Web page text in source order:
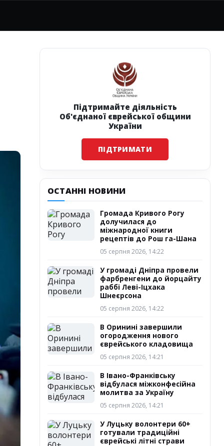
Підтримайте діяльність
Об'єднаної єврейської общини
України
ПІДТРИМАТИ
ОСТАННІ НОВИНИ
Громада Кривого Рогу
долучилася до
міжнародної книги
рецептів до Рош га-Шана
05 серпня 2026, 14:22
У громаді Дніпра провели
фарбренгени до йорцайту
раббі Леві-Іцхака
Шнеєрсона
05 серпня 2026, 14:22
В Оринині завершили
огородження нового
єврейського кладовища
05 серпня 2026, 14:21
В Івано-Франківську
відбулася міжконфесійна
молитва за Україну
05 серпня 2026, 14:21
У Луцьку волонтери 60+
готували традиційні
єврейські літні страви